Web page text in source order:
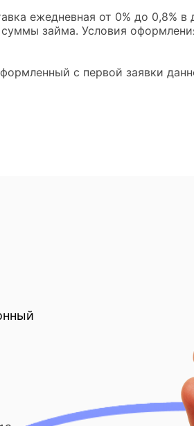
ежедневная от 0% до 0,8%
займа. Условия
с первой заявки